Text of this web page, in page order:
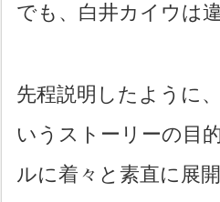
でも、白井カイウは違
先程説明したように
いうストーリーの目
ルに着々と素直に展